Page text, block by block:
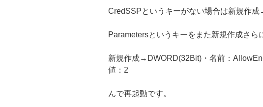
CredSSPというキーがない場合は新規作
Parametersというキーをまた新規作成さら
新規作成→DWORD(32Bit)・名前：
値：2
んで再起動です。